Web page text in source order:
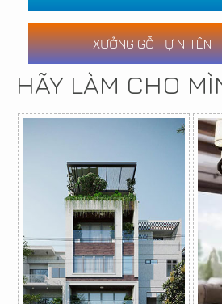
XƯỞNG GỖ TỰ NHIÊN
HÃY LÀM CHO